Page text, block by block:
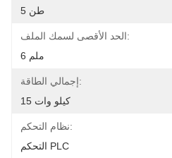
5 طن
الحد الأقصى لسمك الملف:
6 ملم
إجمالي الطاقة:
15 كيلو وات
نظام التحكم:
التحكم PLC